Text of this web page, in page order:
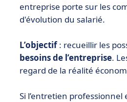
entreprise porte sur les
d'évolution du salarié.
L’objectif: recueillir les
besoins de l’entreprise.
regard de la réalité
Si l’entretien